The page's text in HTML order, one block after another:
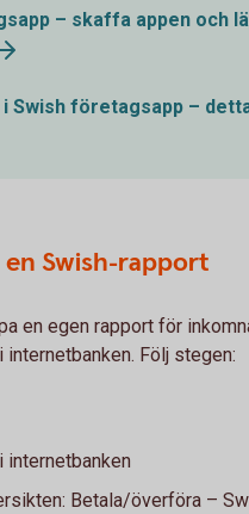
– skaffa appen och
Swish företagsapp –
en Swish-rapport
en egen rapport för
Följ stegen:
internetbanken
Betala/överföra –